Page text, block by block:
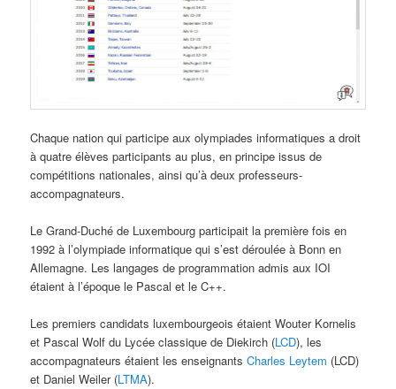
Chaque nation qui participe aux olympiades informatiques a droit
à quatre élèves participants au plus, en principe issus de
compétitions nationales, ainsi qu’à deux professeurs-
accompagnateurs.
Le Grand-Duché de Luxembourg participait la première fois en
1992 à l’olympiade informatique qui s’est déroulée à Bonn en
Allemagne. Les langages de programmation admis aux IOI
étaient à l’époque le Pascal et le C++.
Les premiers candidats luxembourgeois étaient Wouter Kornelis
et Pascal Wolf du Lycée classique de Diekirch (LCD), les
accompagnateurs étaient les enseignantsCharles Leytem (LCD)
et Daniel Weiler (LTMA).